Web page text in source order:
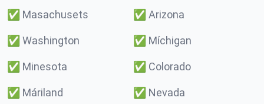
✅ Masachusets ✅ Arizona
✅ Washington ✅ Míchigan
✅ Minesota ✅ Colorado
✅ Máriland ✅ Nevada